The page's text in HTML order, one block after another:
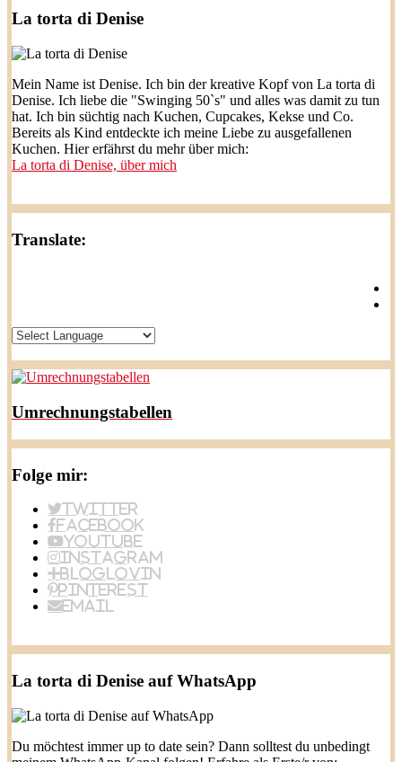
La torta di Denise
Mein Name ist Denise. Ich bin der kreative Kopf von La torta di
Denise. Ich liebe die "Swinging 50`s" und alles was damit zu tun
hat. Ich bin süchtig nach Kuchen, Cupcakes, Kekse und Co.
Bereits als Kind entdeckte ich meine Liebe zu ausgefallenen
Kuchen. Hier erfährst du mehr über mich:
La torta di Denise, über mich
Translate:
Umrechnungstabellen
Folge mir:
Twitter
Facebook
YouTube
Instagram
BlogLovin
Pinterest
Email
La torta di Denise auf WhatsApp
Du möchtest immer up to date sein? Dann solltest du unbedingt